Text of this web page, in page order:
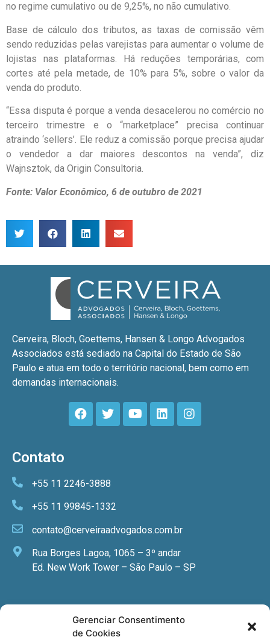
Gerenciar Consentimento
de Cookies
no regime cumulativo ou de 9,25%, no não cumulativo.
Base de cálculo dos tributos, as taxas de comissão vêm
sendo reduzidas pelas varejistas para aumentar o volume de
lojistas nas plataformas. Há reduções temporárias, com
cortes até pela metade, de 10% para 5%, sobre o valor da
venda do produto.
“Essa disputa é porque a venda desacelerou no comércio no
terceiro trimestre e o “marketplace” precisa continuar
atraindo ‘sellers’. Ele reduz a comissão porque precisa ajudar
o vendedor a dar maiores descontos na venda”, diz
Wajnsztok, da Origin Consultoria.
Fonte: Valor Econômico, 6 de outubro de 2021
Cerveira, Bloch, Goettems, Hansen & Longo Advogados
Associados está sediado na Capital do Estado de São
Paulo e atua em todo o território nacional, bem como em
demandas internacionais.
Contato
+55 11 2246-3888
+55 11 99845-1332
contato@cerveiraadvogados.com.br
Rua Borges Lagoa, 1065 – 3º andar
Ed. New Work Tower – São Paulo – SP
Newsletter